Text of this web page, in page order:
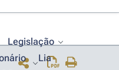
Legislação
Lia